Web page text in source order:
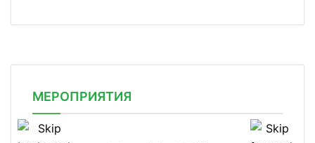
МЕРОПРИЯТИЯ